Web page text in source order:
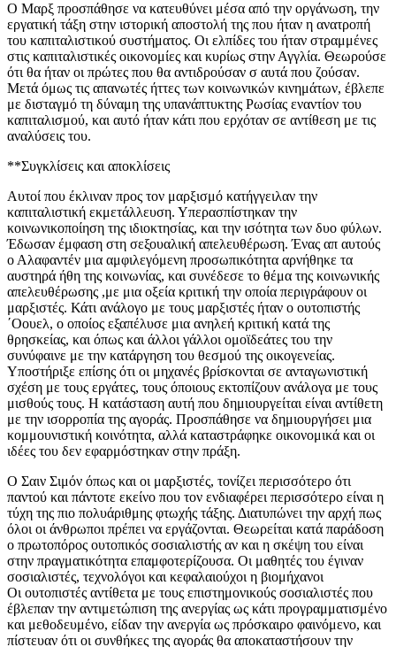
Ο Μαρξ προσπάθησε να κατευθύνει μέσα από την οργάνωση, την
εργατική τάξη στην ιστορική αποστολή της που ήταν η ανατροπή
του καπιταλιστικού συστήματος. Οι ελπίδες του ήταν στραμμένες
στις καπιταλιστικές οικονομίες και κυρίως στην Αγγλία. Θεωρούσε
ότι θα ήταν οι πρώτες που θα αντιδρούσαν σ αυτά που ζούσαν.
Μετά όμως τις απανωτές ήττες των κοινωνικών κινημάτων, έβλεπε
με δισταγμό τη δύναμη της υπανάπτυκτης Ρωσίας εναντίον του
καπιταλισμού, και αυτό ήταν κάτι που ερχόταν σε αντίθεση με τις
αναλύσεις του.
**Συγκλίσεις και αποκλίσεις
Αυτοί που έκλιναν προς τον μαρξισμό κατήγγειλαν την
καπιταλιστική εκμετάλλευση. Υπερασπίστηκαν την
κοινωνικοποίηση της ιδιοκτησίας, και την ισότητα των δυο φύλων.
Έδωσαν έμφαση στη σεξουαλική απελευθέρωση. Ένας απ αυτούς
ο Αλαφαντέν μια αμφιλεγόμενη προσωπικότητα αρνήθηκε τα
αυστηρά ήθη της κοινωνίας, και συνέδεσε το θέμα της κοινωνικής
απελευθέρωσης ,με μια οξεία κριτική την οποία περιγράφουν οι
μαρξιστές. Κάτι ανάλογο με τους μαρξιστές ήταν ο ουτοπιστής
΄Οουελ, ο οποίος εξαπέλυσε μια ανηλεή κριτική κατά της
θρησκείας, και όπως και άλλοι γάλλοι ομοϊδεάτες του την
συνύφαινε με την κατάργηση του θεσμού της οικογενείας.
Υποστήριξε επίσης ότι οι μηχανές βρίσκονται σε ανταγωνιστική
σχέση με τους εργάτες, τους όποιους εκτοπίζουν ανάλογα με τους
μισθούς τους. Η κατάσταση αυτή που δημιουργείται είναι αντίθετη
με την ισορροπία της αγοράς. Προσπάθησε να δημιουργήσει μια
κομμουνιστική κοινότητα, αλλά καταστράφηκε οικονομικά και οι
ιδέες του δεν εφαρμόστηκαν στην πράξη.
Ο Σαιν Σιμόν όπως και οι μαρξιστές, τονίζει περισσότερο ότι
παντού και πάντοτε εκείνο που τον ενδιαφέρει περισσότερο είναι η
τύχη της πιο πολυάριθμης φτωχής τάξης. Διατυπώνει την αρχή πως
όλοι οι άνθρωποι πρέπει να εργάζονται. Θεωρείται κατά παράδοση
ο πρωτοπόρος ουτοπικός σοσιαλιστής αν και η σκέψη του είναι
στην πραγματικότητα επαμφοτερίζουσα. Οι μαθητές του έγιναν
σοσιαλιστές, τεχνολόγοι και κεφαλαιούχοι η βιομήχανοι
Οι ουτοπιστές αντίθετα με τους επιστημονικούς σοσιαλιστές που
έβλεπαν την αντιμετώπιση της ανεργίας ως κάτι προγραμματισμένο
και μεθοδευμένο, είδαν την ανεργία ως πρόσκαιρο φαινόμενο, και
πίστευαν ότι οι συνθήκες της αγοράς θα αποκαταστήσουν την